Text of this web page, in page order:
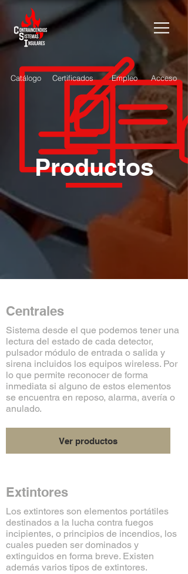
Catálogo Certificados Empleo Acceso
Productos
Centrales
Sistema desde el que podemos tener una
lectura del estado de cada detector,
pulsador módulo de entrada o salida y
sirena incluidos los equipos wireless. Por
lo que permite reconocer de forma
inmediata si alguno de estos elementos
se encuentra en reposo, alarma, avería o
anulado.
Ver productos
Extintores
Los extintores son elementos portátiles
destinados a la lucha contra fuegos
incipientes, o principios de incendios, los
cuales pueden ser dominados y
extinguidos en forma breve. Existen
además varios tipos de extintores.